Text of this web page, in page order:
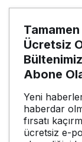
Tamamen
Ücretsiz
Abone
Yeni
haberdar
fırsatı
ücretsiz e-